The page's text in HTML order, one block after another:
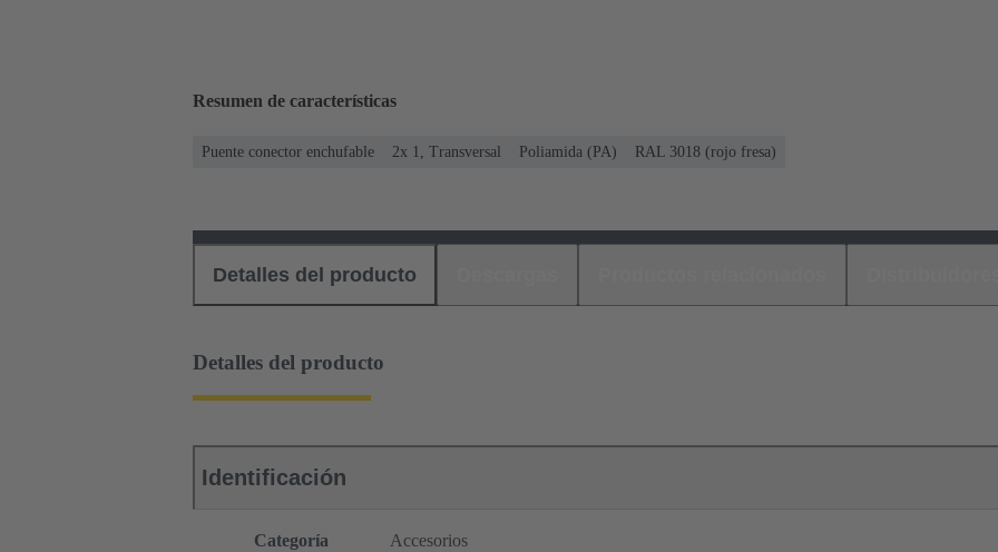
Resumen de características
Puente conector enchufable 2x 1, Transversal Poliamida (PA) RAL 3018 (rojo fresa)
Detalles del producto
Detalles del producto
Identificación
Categoría Accesorios